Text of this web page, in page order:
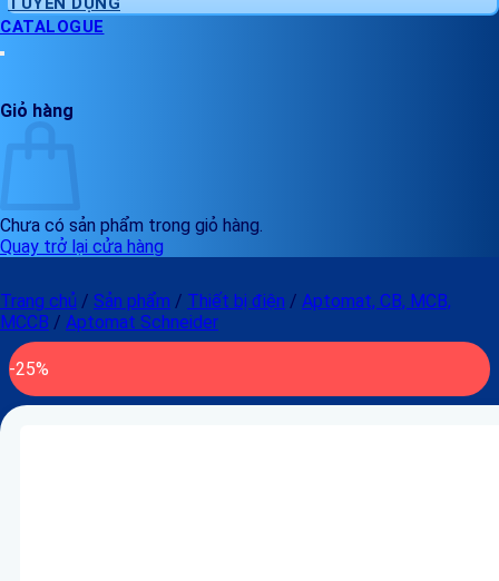
CATALOGUE
Giỏ hàng
Chưa có sản phẩm trong giỏ hàng.
Quay trở lại cửa hàng
Trang chủ / Sản phẩm / Thiết bị điện / Aptomat, CB, MCB,
MCCB / Aptomat Schneider
-25%